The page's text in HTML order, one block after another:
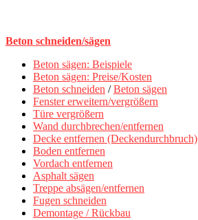
Beton schneiden/sägen
Beton sägen: Beispiele
Beton sägen: Preise/Kosten
Beton schneiden /Beton sägen
Fenster erweitern/vergrößern
Türe vergrößern
Wand durchbrechen/entfernen
Decke entfernen (Deckendurchbruch)
Boden entfernen
Vordach entfernen
Asphalt sägen
Treppe absägen/entfernen
Fugen schneiden
Demontage / Rückbau